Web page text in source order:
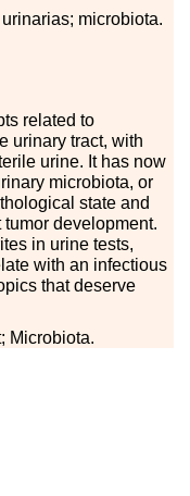
microbiota.
related to
urinary tract, with
urine. It has now
microbiota, or
state and
development.
in urine tests,
with an infectious
that deserve
Microbiota.